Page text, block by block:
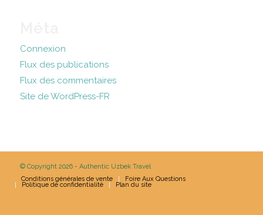
Connexion
Flux des publications
Flux des commentaires
Site de WordPress-FR
© Copyright 2026 - Authentic Uzbek Travel
Conditions générales de vente
Foire Aux Questions
Politique de confidentialité Plan du site